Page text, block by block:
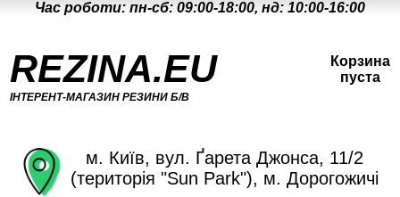
Час роботи: пн-сб: 09:00-18:00, нд: 10:00-16:00
REZINA.EU
ІНТЕРЕНТ-МАГАЗИН РЕЗИНИ Б/В
м. Київ, вул. Ґарета Джонса, 11/2
(територія "Sun Park"), м. Дорогожичі
Корзина
пуста